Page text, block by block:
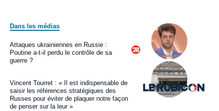
Dans les médias
Logo
Image
principale
médiatique
Attaques ukrainiennes en Russie :
Poutine a-t-il perdu le contrôle de sa
guerre ?
Logo
Image
principale
médiatique
Vincent Tourret : « Il est indispensable de
saisir les références stratégiques des
Russes pour éviter de plaquer notre façon
de penser sur la leur »